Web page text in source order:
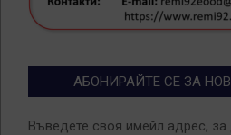
АБОНИРАЙТЕ СЕ ЗА
Въведете своя имейл адрес, за